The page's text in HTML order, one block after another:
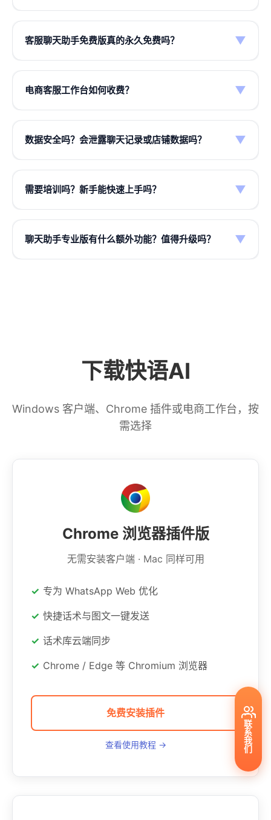
两款产品账号体系独立，界面与安装包不同，请根
据实际工作场景选择。
是否通用：需要多店统一接待或 AI 客服的商
家，建议直接使用电商工作台；日常私域沟通或
多平台电商商家：多店运营、需 AI 话术推荐与
专业版更合适
企业客服团队：多人共享话术、权限分工 — 两
款均支持团队能力（以各产品内功能为准）
WhatsApp、钉钉、飞书等；亦可在部分电商、
跨境客服后台配合使用快捷话术。
小店、千牛、千帆、微信小店、美团买药
，提供
持续接入中。
中。
客服聊天助手免费版真的永久免费吗？ ▼
是的，快语AI·客服聊天助手免费版永久免费，包含
话术管理、快捷回复、搜索、云端同步、双击/快捷
求。AI 话术推荐、图文存储、高级翻译等可升级专
业版（年费 39.9 元）。此政策仅适用于客服聊天
电商客服工作台如何收费？ ▼
电商工作台为独立产品，按店铺数档位计费：免费
版最多 3 店，专业版 10 店，旗舰版不限店。AI 话
型调用另扣积分。完整价格见套餐价格页，购买需
在电商客服工作台客户端内完成。
数据安全吗？会泄露聊天记录或店铺数据吗？ ▼
客服聊天助手：仅存储您主动保存的话术与配置，
不采集聊天记录或客户对话原文；支持导出、备份
电商客服工作台：通过平台授权方式接入店铺，不
需要培训吗？新手能快速上手吗？ ▼
一般无需专门培训。聊天助手：创建分类 → 添加
话术 → 双击或快捷键发送，约 5 分钟可上手。
电
聊天助手专业版有什么额外功能？值得升级吗？ ▼
下载快语AI
Windows 客户端、Chrome 插件或电商工作台，按
需选择
Chrome 浏览器插件版
无需安装客户端 · Mac 同样可用
专为 WhatsApp Web 优化
快捷话术与图文一键发送
话术库云端同步
Chrome / Edge 等 Chromium 浏览器
免费安装插件
查看使用教程 →
联
系
我
们